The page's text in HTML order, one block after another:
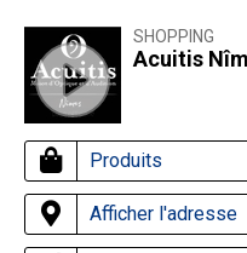
SHOPPING
Acuitis
Produits
Afficher l'adresse